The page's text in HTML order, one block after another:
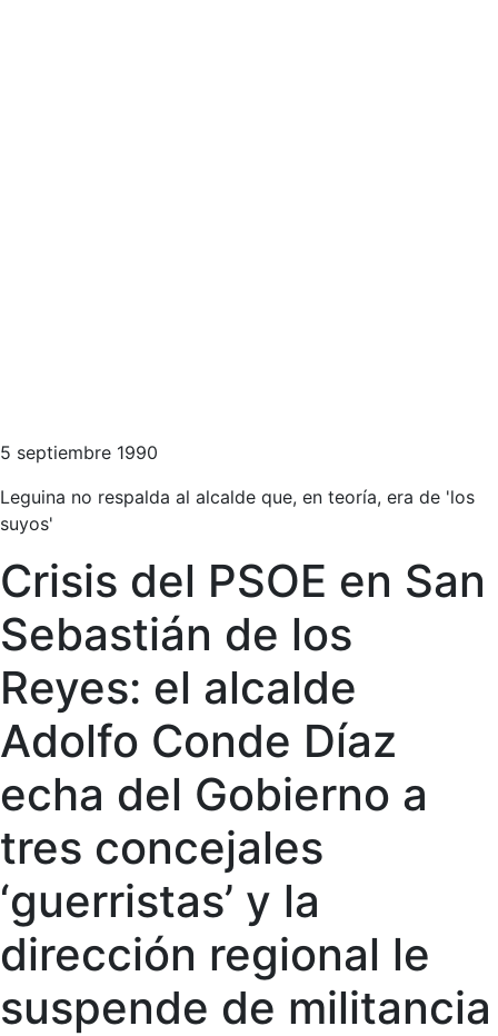
5 septiembre 1990
Leguina no respalda al alcalde que, en teoría, era de 'los
suyos'
Crisis del PSOE en San
Sebastián de los
Reyes: el alcalde
Adolfo Conde Díaz
echa del Gobierno a
tres concejales
‘guerristas’ y la
dirección regional le
suspende de militancia